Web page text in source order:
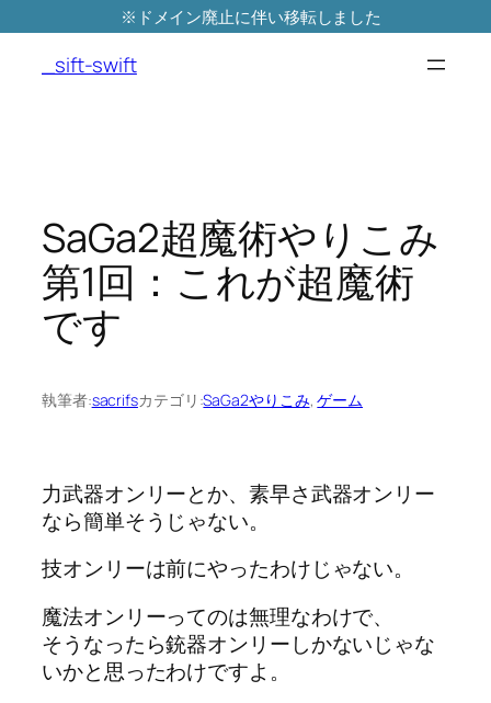
※ドメイン廃止に伴い移転しました
_sift-swift
SaGa2超魔術やりこみ
第1回：これが超魔術
です
執筆者:sacrifsカテゴリ:SaGa2やりこみ, ゲーム
力武器オンリーとか、素早さ武器オンリー
なら簡単そうじゃない。
技オンリーは前にやったわけじゃない。
魔法オンリーってのは無理なわけで、
そうなったら銃器オンリーしかないじゃな
いかと思ったわけですよ。